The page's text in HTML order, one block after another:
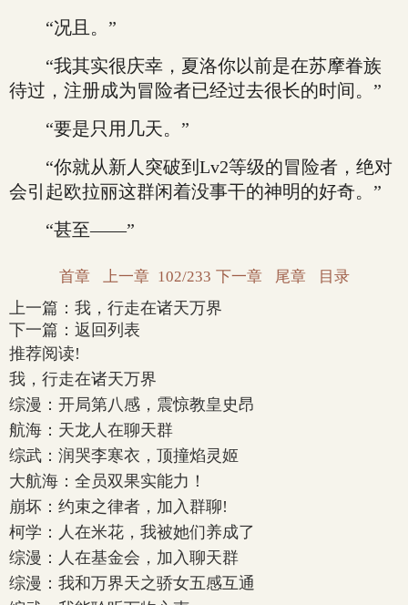
“况且。”
“我其实很庆幸，夏洛你以前是在苏摩眷族
待过，注册成为冒险者已经过去很长的时间。”
“要是只用几天。”
“你就从新人突破到Lv2等级的冒险者，绝对
会引起欧拉丽这群闲着没事干的神明的好奇。”
“甚至——”
首章 上一章 102/233 下一章 尾章 目录
上一篇： 我，行走在诸天万界
下一篇： 返回列表
推荐阅读!
我，行走在诸天万界
综漫：开局第八感，震惊教皇史昂
航海：天龙人在聊天群
综武：润哭李寒衣，顶撞焰灵姬
大航海：全员双果实能力！
崩坏：约束之律者，加入群聊!
柯学：人在米花，我被她们养成了
综漫：人在基金会，加入聊天群
综漫：我和万界天之骄女五感互通